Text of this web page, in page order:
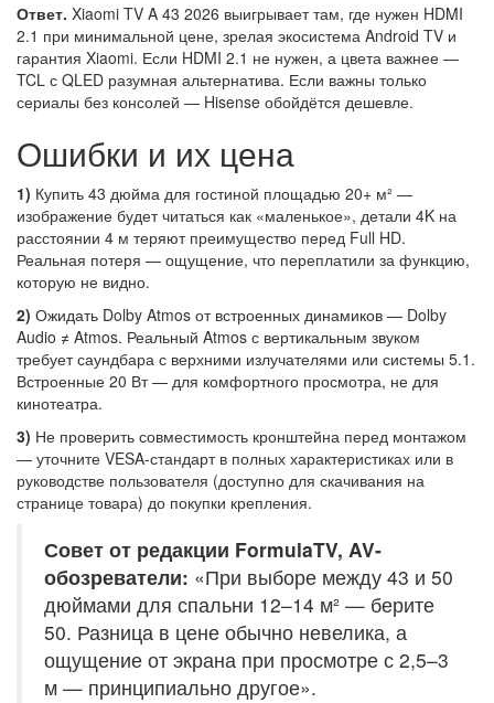
Ответ. Xiaomi TV A 43 2026 выигрывает там, где нужен HDMI
2.1 при минимальной цене, зрелая экосистема Android TV и
гарантия Xiaomi. Если HDMI 2.1 не нужен, а цвета важнее —
TCL с QLED разумная альтернатива. Если важны только
сериалы без консолей — Hisense обойдётся дешевле.
Ошибки и их цена
1) Купить 43 дюйма для гостиной площадью 20+ м² —
изображение будет читаться как «маленькое», детали 4K на
расстоянии 4 м теряют преимущество перед Full HD.
Реальная потеря — ощущение, что переплатили за функцию,
которую не видно.
2) Ожидать Dolby Atmos от встроенных динамиков — Dolby
Audio ≠ Atmos. Реальный Atmos с вертикальным звуком
требует саундбара с верхними излучателями или системы 5.1.
Встроенные 20 Вт — для комфортного просмотра, не для
кинотеатра.
3) Не проверить совместимость кронштейна перед монтажом
— уточните VESA-стандарт в полных характеристиках или в
руководстве пользователя (доступно для скачивания на
странице товара) до покупки крепления.
Совет от редакции FormulaTV, AV-
обозреватели: «При выборе между 43 и 50
дюймами для спальни 12–14 м² — берите
50. Разница в цене обычно невелика, а
ощущение от экрана при просмотре с 2,5–3
м — принципиально другое».